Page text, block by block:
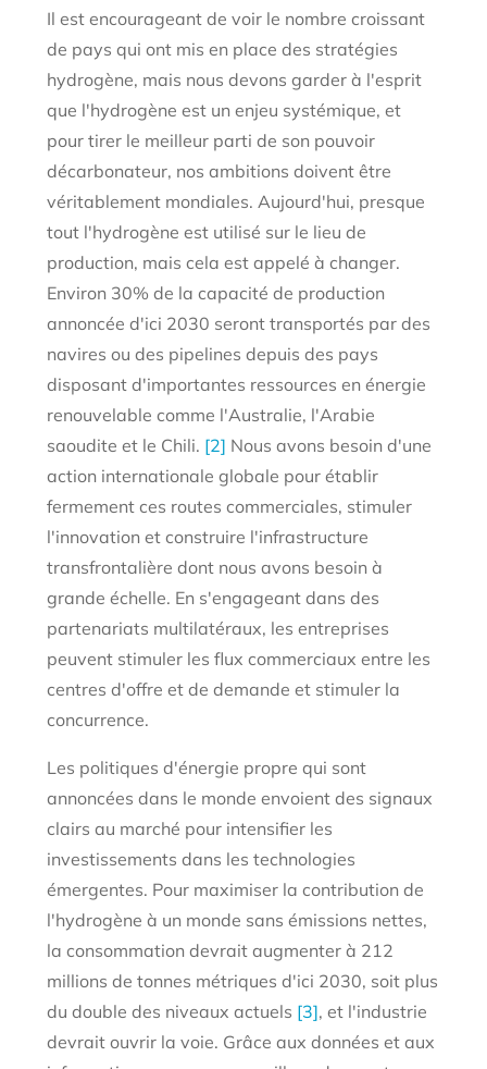
Il est encourageant de voir le nombre croissant
de pays qui ont mis en place des stratégies
hydrogène, mais nous devons garder à l'esprit
que l'hydrogène est un enjeu systémique, et
pour tirer le meilleur parti de son pouvoir
décarbonateur, nos ambitions doivent être
véritablement mondiales. Aujourd'hui, presque
tout l'hydrogène est utilisé sur le lieu de
production, mais cela est appelé à changer.
Environ 30% de la capacité de production
annoncée d'ici 2030 seront transportés par des
navires ou des pipelines depuis des pays
disposant d'importantes ressources en énergie
renouvelable comme l'Australie, l'Arabie
saoudite et le Chili. [2] Nous avons besoin d'une
action internationale globale pour établir
fermement ces routes commerciales, stimuler
l'innovation et construire l'infrastructure
transfrontalière dont nous avons besoin à
grande échelle. En s'engageant dans des
partenariats multilatéraux, les entreprises
peuvent stimuler les flux commerciaux entre les
centres d'offre et de demande et stimuler la
concurrence.
Les politiques d'énergie propre qui sont
annoncées dans le monde envoient des signaux
clairs au marché pour intensifier les
investissements dans les technologies
émergentes. Pour maximiser la contribution de
l'hydrogène à un monde sans émissions nettes,
la consommation devrait augmenter à 212
millions de tonnes métriques d'ici 2030, soit plus
du double des niveaux actuels [3], et l'industrie
devrait ouvrir la voie. Grâce aux données et aux